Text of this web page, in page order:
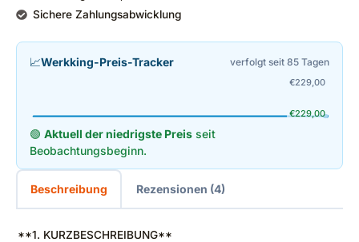
Sichere Zahlungsabwicklung
📈Werkking-Preis-Tracker verfolgt seit 85 Tagen
€229,00
€229,00
🟢 Aktuell der niedrigste Preis seit
Beobachtungsbeginn.
Beschreibung Rezensionen (4)
**1. KURZBESCHREIBUNG**